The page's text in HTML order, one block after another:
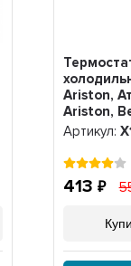
Ariston,
Ariston,
P1620,
Артикул:
413